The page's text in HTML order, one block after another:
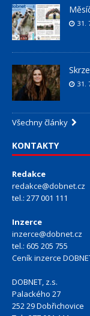
31.
31.
Všechny články
KONTAKTY
Redakce
redakce@dobnet.cz
tel.: 277 001 111
Inzerce
inzerce@dobnet.cz
tel.: 605 205 755
Ceník inzerce
DOBNET, z.s.
Palackého 27
252 29 Dobřichovice